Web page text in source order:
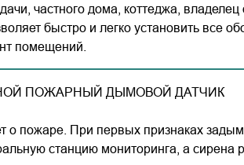
частного дома, коттеджа, владелец
быстро и легко установить все
помещений.
ПОЖАРНЫЙ ДЫМОВОЙ ДАТЧИК
о пожаре. При первых признаках
станцию мониторинга, а сирена